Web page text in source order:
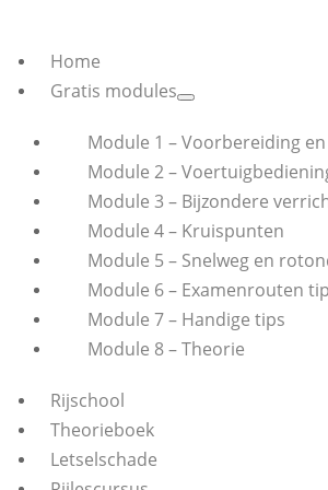
Home
Gratis modules
Module 1 – Voorbereiding
Module 2 –
Module 3 – Bijzondere
Module 4 – Kruispunten
Module 5 – Snelweg en
Module 6 – Examenrouten
Module 7 – Handige tips
Module 8 – Theorie
Rijschool
Theorieboek
Letselschade